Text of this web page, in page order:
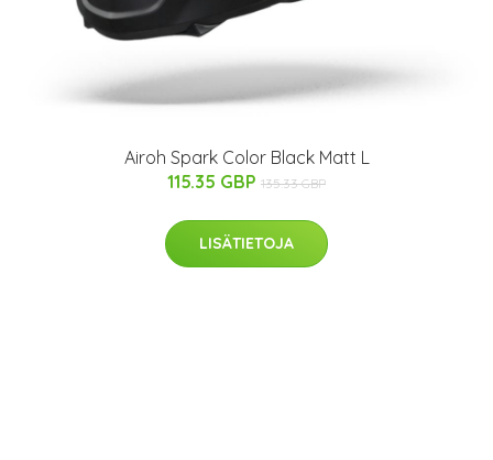
Airoh Spark Color Black Matt L
115.35 GBP 135.33 GBP
LISÄTIETOJA